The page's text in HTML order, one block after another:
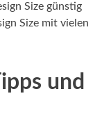
Size günstig
Size mit vielen
und